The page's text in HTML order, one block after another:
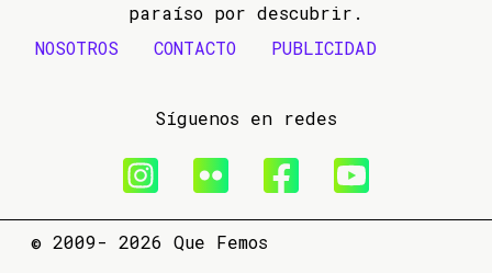
paraíso por descubrir.
NOSOTROS
CONTACTO PUBLICIDAD
Síguenos en redes
© 2009- 2026 Que Femos